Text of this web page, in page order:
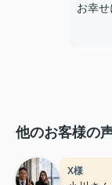
お幸せ
他のお客様の
X様